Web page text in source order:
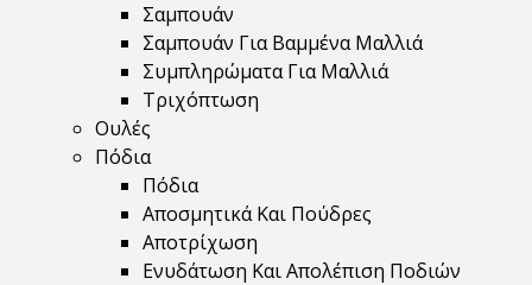
Σαμπουάν
Σαμπουάν Για Βαμμένα Μαλλιά
Συμπληρώματα Για Μαλλιά
Τριχόπτωση
Ουλές
Πόδια
Πόδια
Αποσμητικά Και Πούδρες
Αποτρίχωση
Ενυδάτωση Και Απολέπιση Ποδιών